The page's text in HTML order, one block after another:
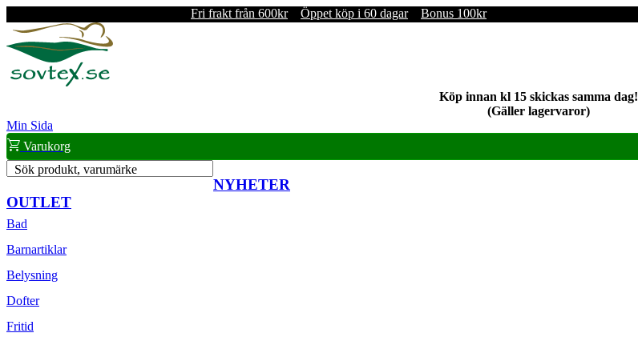
Fri frakt från 600kr Öppet köp i 60 dagar Bonus 100kr
Köp innan kl 15 skickas samma dag!
(Gäller lagervaror)
Min Sida
Varukorg
Sök produkt, varumärke
NYHETER
OUTLET
Bad
Barnartiklar
Belysning
Dofter
Fritid